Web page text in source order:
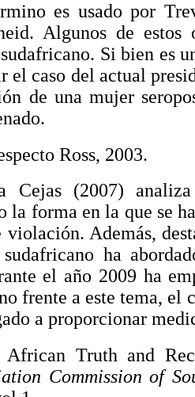
es usado por
Algunos de estos
Si bien es
el caso del actual
de una mujer
Ross, 2003.
Cejas (2007)
la forma en la que se
violación. Además,
sudafricano ha
el año 2009 ha
frente a este tema, el
a proporcionar
African Truth and
Commission of